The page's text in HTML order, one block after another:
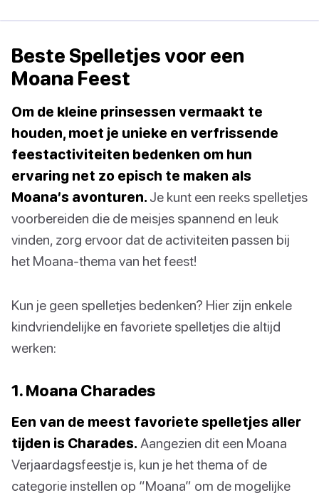
Beste Spelletjes voor een
Moana Feest
Om de kleine prinsessen vermaakt te
houden, moet je unieke en verfrissende
feestactiviteiten bedenken om hun
ervaring net zo episch te maken als
Moana’s avonturen. Je kunt een reeks spelletjes
voorbereiden die de meisjes spannend en leuk
vinden, zorg ervoor dat de activiteiten passen bij
het Moana-thema van het feest!
Kun je geen spelletjes bedenken? Hier zijn enkele
kindvriendelijke en favoriete spelletjes die altijd
werken:
1. Moana Charades
Een van de meest favoriete spelletjes aller
tijden is Charades. Aangezien dit een Moana
Verjaardagsfeestje is, kun je het thema of de
categorie instellen op “Moana” om de mogelijke